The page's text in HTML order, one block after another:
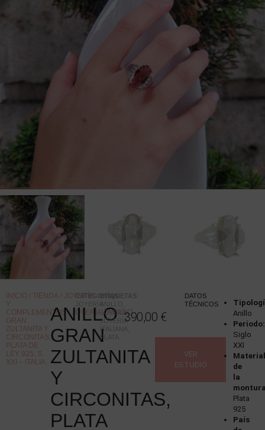
INICIO / TIENDA / JOYERÍA
Y
COMPLEMENTOS/ JOYERÍA / ANILLO
GRAN
ZULTANITA Y
CIRCONITAS,
PLATA DE
LEY 925, S.
XXI – ITALIA
ANILLO
GRAN
ZULTANITA
Y
CIRCONITAS,
PLATA
CATEGORÍAS
JOYERÍA,
JOYERÍA
ITALIANA
PLATA
390,00 €
VER
ESTUDIO
DATOS
TÉCNICOS
Anillo
Periodo:
Siglo
XXI
de
la
Plata
925
País